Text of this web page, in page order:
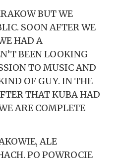
BUT WE
SOON AFTER WE
HAD A
BEEN LOOKING
TO MUSIC AND
OF GUY. IN THE
THAT KUBA HAD
ARE COMPLETE
ALE
PO POWROCIE